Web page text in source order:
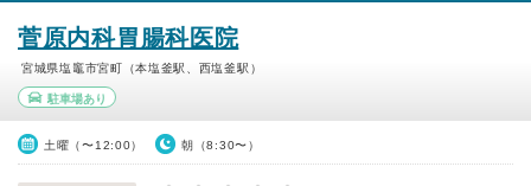
菅原内科胃腸科医院
宮城県塩竈市宮町（本塩釜駅、西塩釜駅）
駐車場あり
土曜（〜12:00） 朝（8:30〜）